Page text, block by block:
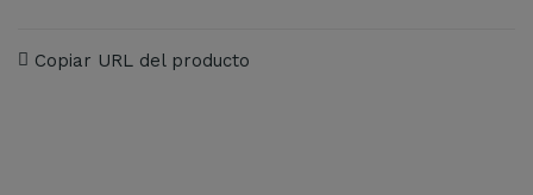
Copiar URL del producto